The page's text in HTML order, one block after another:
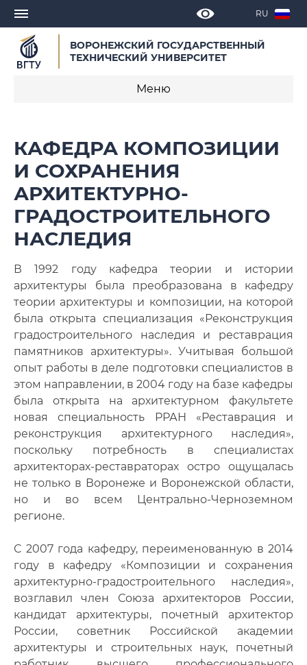
RU
ВОРОНЕЖСКИЙ ГОСУДАРСТВЕННЫЙ
ТЕХНИЧЕСКИЙ УНИВЕРСИТЕТ
Меню
Объявления
Образовательные программы
Научная деятельность
Достижения кафедры
Публикации сотрудников кафедры
Расписание консультаций
Документы
Фотогалерея
Преподаватели
Сотрудники
КАФЕДРА КОМПОЗИЦИИ
И СОХРАНЕНИЯ
АРХИТЕКТУРНО-
ГРАДОСТРОИТЕЛЬНОГО
НАСЛЕДИЯ
В 1992 году кафедра теории и истории
архитектуры была преобразована в кафедру
теории архитектуры и композиции, на которой
была открыта специализация «Реконструкция
градостроительного наследия и реставрация
памятников архитектуры». Учитывая большой
опыт работы в деле подготовки специалистов в
этом направлении, в 2004 году на базе кафедры
была открыта на архитектурном факультете
новая специальность РРАН «Реставрация и
реконструкция архитектурного наследия»,
поскольку потребность в специалистах
архитекторах-реставраторах остро ощущалась
не только в Воронеже и Воронежской области,
но и во всем Центрально-Черноземном
регионе.
С 2007 года кафедру, переименованную в 2014
году в кафедру «Композиции и сохранения
архитектурно-градостроительного наследия»,
возглавил член Союза архитекторов России,
кандидат архитектуры, почетный архитектор
России, советник Российской академии
архитектуры и строительных наук, почетный